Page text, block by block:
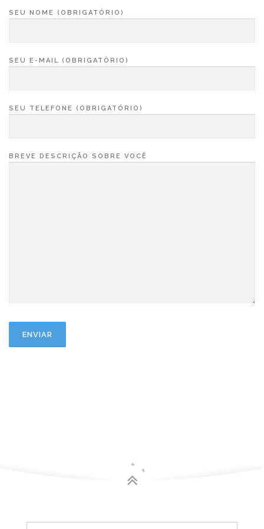
SEU NOME (OBRIGATÓRIO)
SEU E-MAIL (OBRIGATÓRIO)
SEU TELEFONE (OBRIGATÓRIO)
BREVE DESCRIÇÃO SOBRE VOCÊ